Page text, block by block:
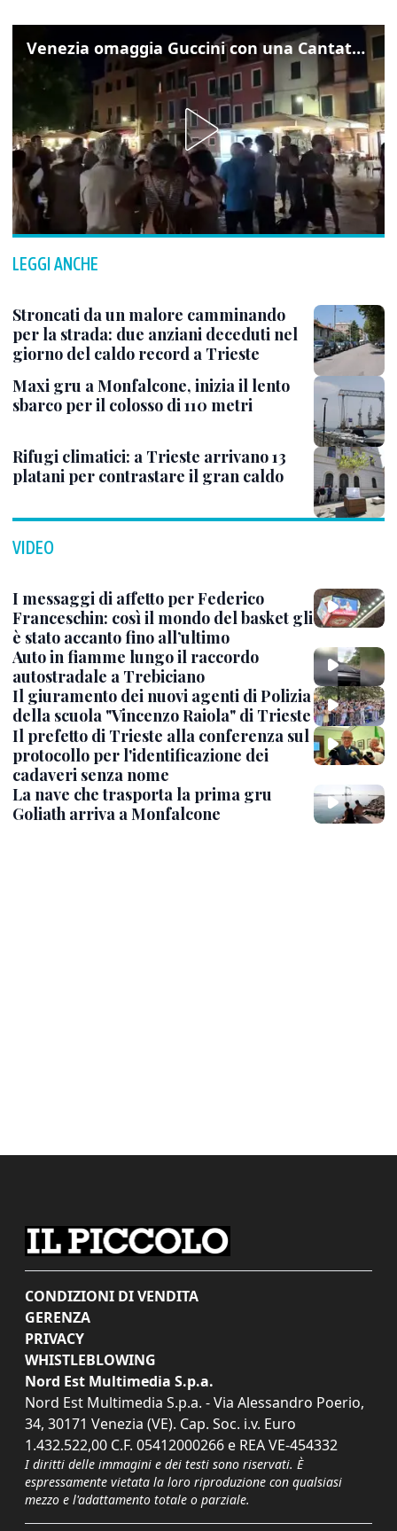
Venezia omaggia Guccini con una Cantata Anarchica in campo Santa Margherita
LEGGI ANCHE
Stroncati da un malore camminando
per la strada: due anziani deceduti nel
giorno del caldo record a Trieste
Maxi gru a Monfalcone, inizia il lento
sbarco per il colosso di 110 metri
Rifugi climatici: a Trieste arrivano 13
platani per contrastare il gran caldo
VIDEO
I messaggi di affetto per Federico
Franceschin: così il mondo del basket gli
è stato accanto fino all’ultimo
Auto in fiamme lungo il raccordo
autostradale a Trebiciano
Il giuramento dei nuovi agenti di Polizia
della scuola "Vincenzo Raiola" di Trieste
Il prefetto di Trieste alla conferenza sul
protocollo per l'identificazione dei
cadaveri senza nome
La nave che trasporta la prima gru
Goliath arriva a Monfalcone
CONDIZIONI DI VENDITA
GERENZA
PRIVACY
WHISTLEBLOWING
Nord Est Multimedia S.p.a.
Nord Est Multimedia S.p.a. - Via Alessandro Poerio,
34, 30171 Venezia (VE). Cap. Soc. i.v. Euro
1.432.522,00 C.F. 05412000266 e REA VE-454332
I diritti delle immagini e dei testi sono riservati. È
espressamente vietata la loro riproduzione con qualsiasi
mezzo e l'adattamento totale o parziale.